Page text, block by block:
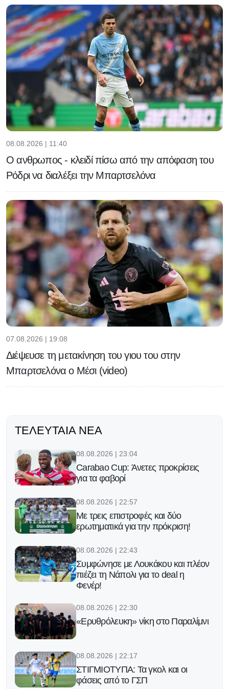
08.08.2026 | 11:40
Ο ανθρωπος - κλειδί πίσω από την απόφαση του
Ρόδρι να διαλέξει την Μπαρτσελόνα
07.08.2026 | 19:08
Διέψευσε τη μετακίνηση του γιου του στην
Μπαρτσελόνα ο Μέσι (video)
ΤΕΛΕΥΤΑΊΑ ΝΈΑ
08.08.2026 | 23:04
Carabao Cup: Άνετες προκρίσεις
για τα φαβορί
08.08.2026 | 22:57
Με τρεις επιστροφές και δύο
ερωτηματικά για την πρόκριση!
08.08.2026 | 22:43
Συμφώνησε με Λουκάκου και πλέον
πιέζει τη Νάπολι για το deal η
Φενέρ!
08.08.2026 | 22:30
«Ερυθρόλευκη» νίκη στο Παραλίμνι
08.08.2026 | 22:17
ΣΤΙΓΜΙΟΤΥΠΑ: Τα γκολ και οι
φάσεις από το ΓΣΠ